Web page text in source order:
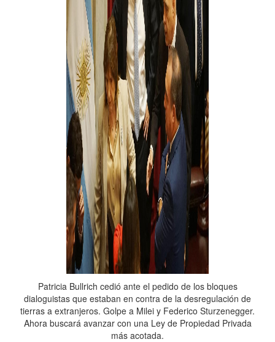
Patricia Bullrich cedió ante el pedido de los bloques
dialoguistas que estaban en contra de la desregulación de
tierras a extranjeros. Golpe a Milei y Federico Sturzenegger.
Ahora buscará avanzar con una Ley de Propiedad Privada
más acotada.